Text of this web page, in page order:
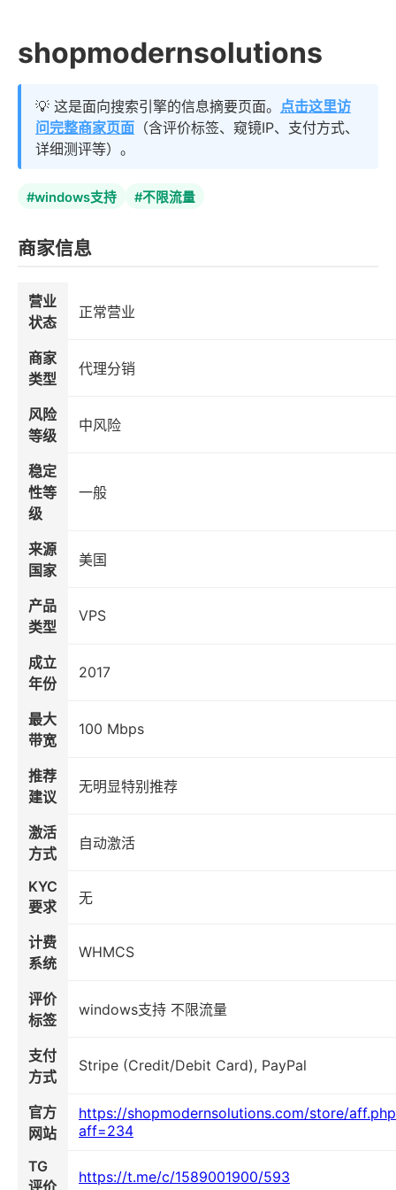
shopmodernsolutions
💡 这是面向搜索引擎的信息摘要页面。 点击这里访
问完整商家页面 （含评价标签、窥镜IP、支付方式、
详细测评等）。
#windows支持 #不限流量
商家信息
营业
状态
正常营业
商家
类型
代理分销
风险
等级
中风险
稳定
性等
级
一般
来源
国家
美国
产品
类型
VPS
成立
年份
2017
最大
带宽
100 Mbps
推荐
建议
无明显特别推荐
激活
方式
自动激活
KYC
要求
无
计费
系统
WHMCS
评价
标签
windows支持 不限流量
支付
方式
Stripe (Credit/Debit Card), PayPal
官方
网站
https://shopmodernsolutions.com/store/
aff=234
TG
https://t.me/c/1589001900/593